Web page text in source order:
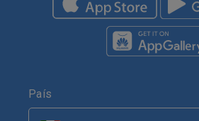
País